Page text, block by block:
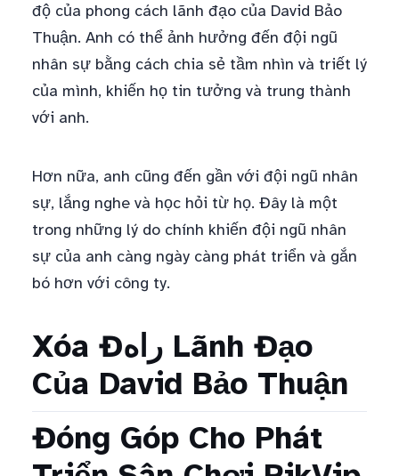
độ của phong cách lãnh đạo của David Bảo
Thuận. Anh có thể ảnh hưởng đến đội ngũ
nhân sự bằng cách chia sẻ tầm nhìn và triết lý
của mình, khiến họ tin tưởng và trung thành
với anh.
Hơn nữa, anh cũng đến gần với đội ngũ nhân
sự, lắng nghe và học hỏi từ họ. Đây là một
trong những lý do chính khiến đội ngũ nhân
sự của anh càng ngày càng phát triển và gắn
bó hơn với công ty.
Xóa Đراه Lãnh Đạo
Của David Bảo Thuận
Đóng Góp Cho Phát